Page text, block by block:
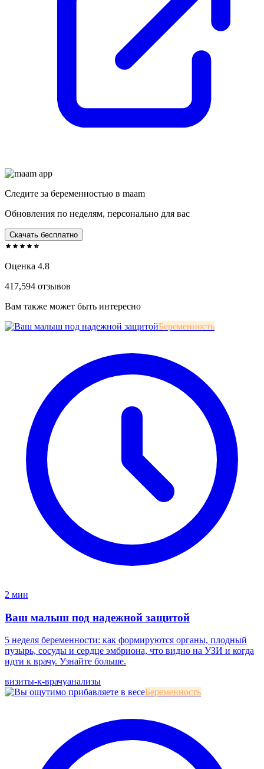
Следите за беременностью в maam
Обновления по неделям, персонально для вас
Скачать бесплатно
Оценка 4.8
417,594 отзывов
Вам также может быть интересно
Беременность
2 мин
Ваш малыш под надежной защитой
5 неделя беременности: как формируются органы, плодный
пузырь, сосуды и сердце эмбриона, что видно на УЗИ и когда
идти к врачу. Узнайте больше.
визиты-к-врачуанализы
Беременность